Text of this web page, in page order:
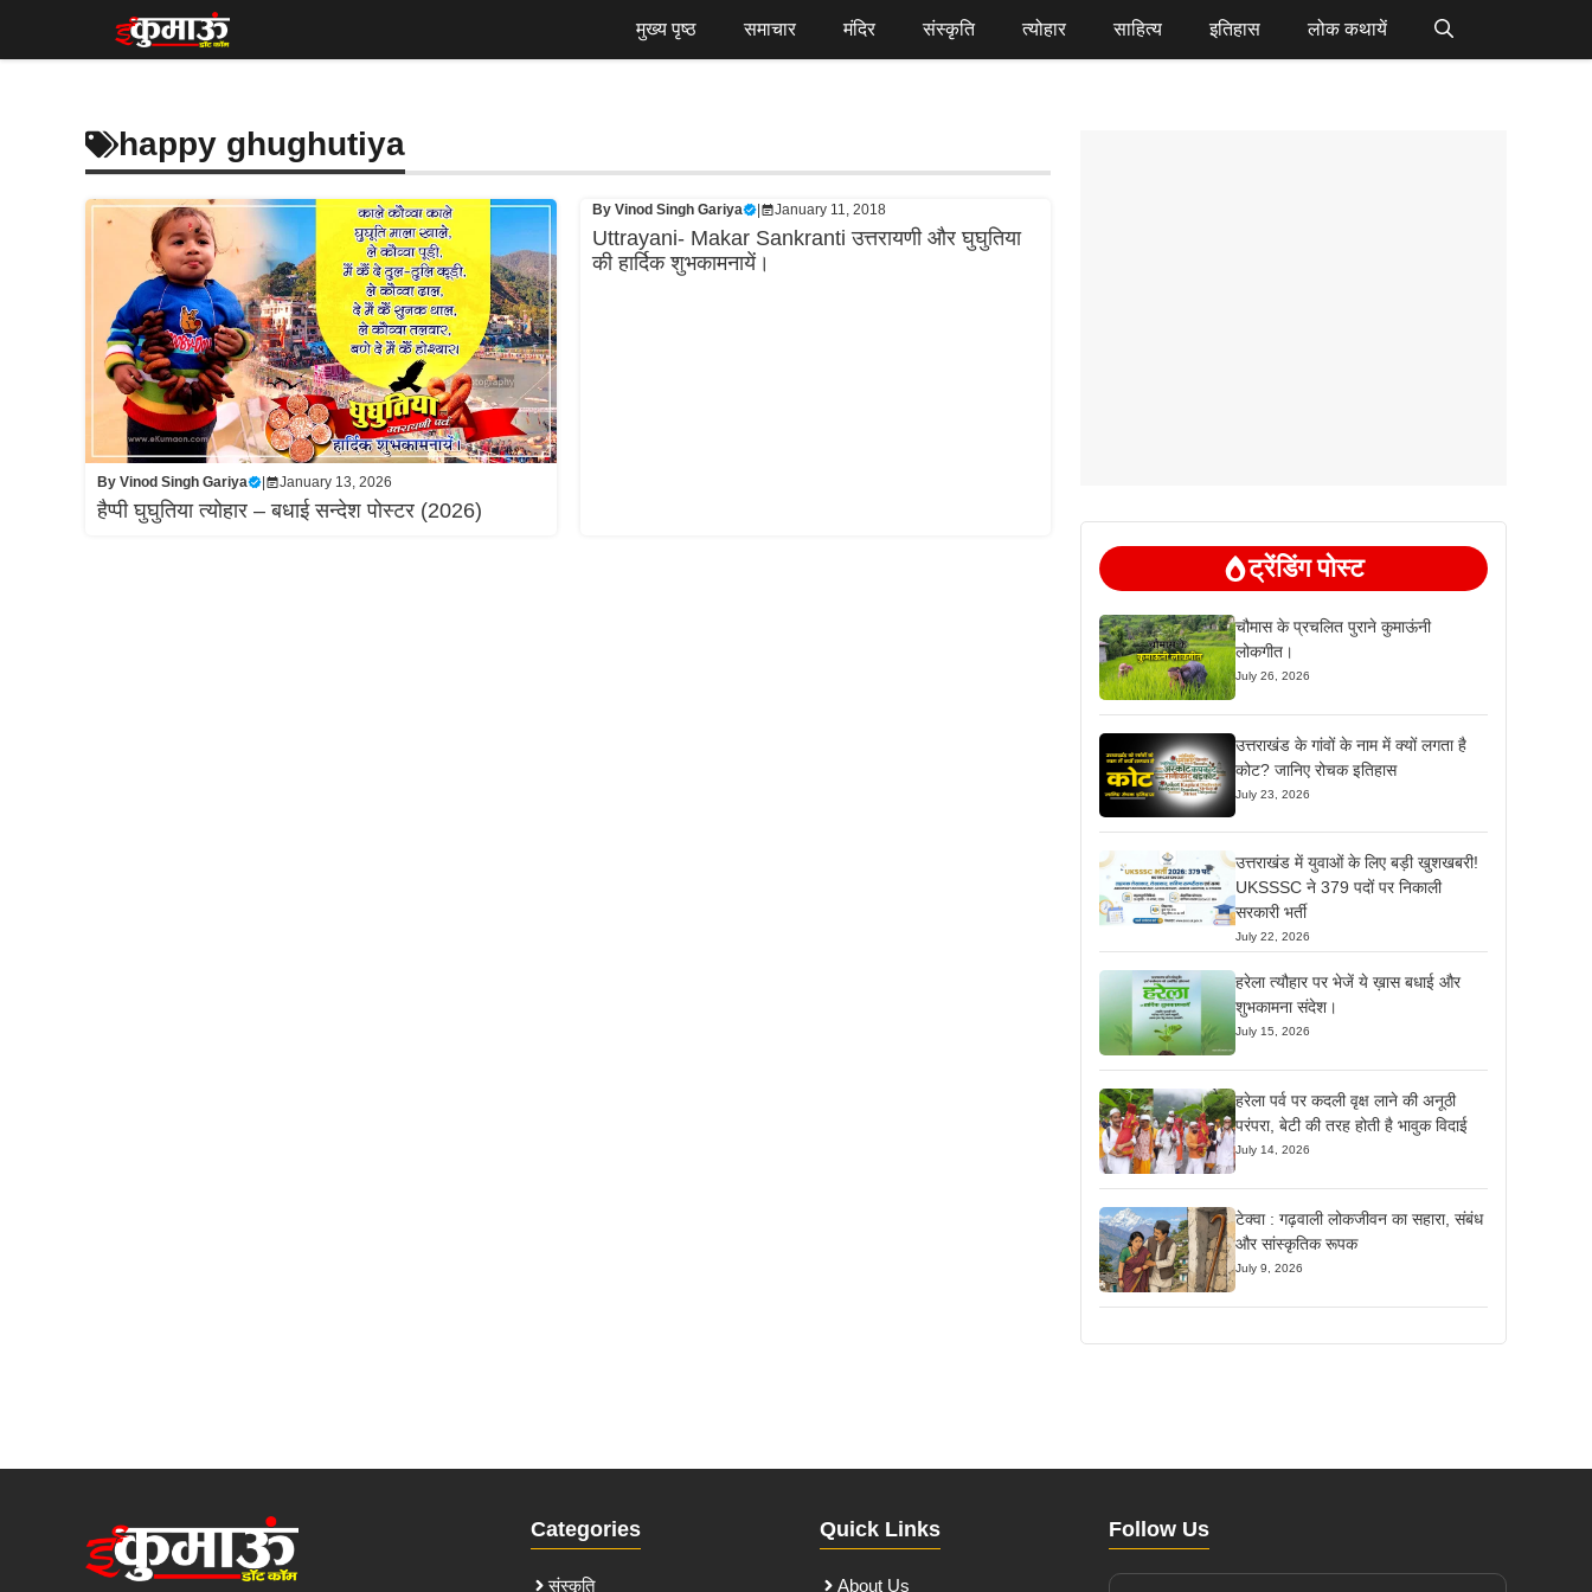
मुख्य पृष्ठ समाचार मंदिर संस्कृति त्योहार साहित्य इतिहास लोक कथायें
happy ghughutiya
By Vinod Singh Gariya January 13, 2026
हैप्पी घुघुतिया त्योहार – बधाई सन्देश पोस्टर (2026)
By Vinod Singh Gariya | January 11, 2018
Uttrayani- Makar Sankranti उत्तरायणी और घुघुतिया
की हार्दिक शुभकामनायें।
ट्रेंडिंग पोस्ट
चौमास के प्रचलित पुराने कुमाऊंनी
लोकगीत।
July 26, 2026
उत्तराखंड के गांवों के नाम में क्यों लगता है
कोट? जानिए रोचक इतिहास
July 23, 2026
उत्तराखंड में युवाओं के लिए बड़ी खुशखबरी!
UKSSSC ने 379 पदों पर निकाली
सरकारी भर्ती
July 22, 2026
हरेला त्यौहार पर भेजें ये ख़ास बधाई और
शुभकामना संदेश।
July 15, 2026
हरेला पर्व पर कदली वृक्ष लाने की अनूठी
परंपरा, बेटी की तरह होती है भावुक विदाई
July 14, 2026
टेक्वा : गढ़वाली लोकजीवन का सहारा, संबंध
और सांस्कृतिक रूपक
July 9, 2026
Categories
संस्कृति
Quick Links
About Us
Follow Us